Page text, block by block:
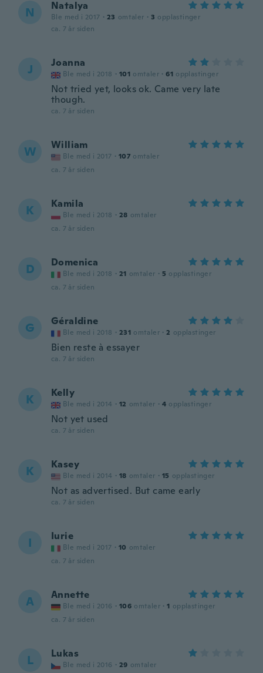
N Natalya
Ble med i 2017 · 23 omtaler · 3 opplastinger
ca. 7 år siden
J Joanna
Ble med i 2018 · 101 omtaler · 61 opplastinger
Not tried yet, looks ok. Came very late
though.
ca. 7 år siden
W William
Ble med i 2017 · 107 omtaler
ca. 7 år siden
K Kamila
Ble med i 2018 · 28 omtaler
ca. 7 år siden
D Domenica
Ble med i 2018 · 21 omtaler · 5 opplastinger
ca. 7 år siden
G Géraldine
Ble med i 2018 · 231 omtaler · 2 opplastinger
Bien reste à essayer
ca. 7 år siden
K Kelly
Ble med i 2014 · 12 omtaler · 4 opplastinger
Not yet used
ca. 7 år siden
K Kasey
Ble med i 2014 · 18 omtaler · 15 opplastinger
Not as advertised. But came early
ca. 7 år siden
I Iurie
Ble med i 2017 · 10 omtaler
ca. 7 år siden
A Annette
Ble med i 2016 · 106 omtaler · 1 opplastinger
ca. 7 år siden
L Lukas
Ble med i 2016 · 29 omtaler